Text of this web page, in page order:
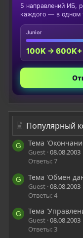
5 направлений ИБ,
каждого — в одном
Junior
100K →
Популярный
G Тема
Guest 08.08.2003
Ответы: 7
G Тема 'Обмен
Guest 08.08.2003
Ответы: 4
G Тема
Guest 08.08.2003
Ответы: 3